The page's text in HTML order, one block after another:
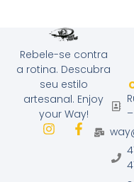
Rebele-se contra
a rotina. Descubra
seu estilo
artesanal. Enjoy
your Way!